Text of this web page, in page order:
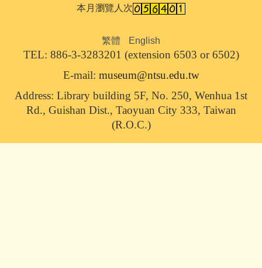
本月瀏覽人次
繁體 English
TEL: 886-3-3283201 (extension 6503 or 6502)
E-mail: museum@ntsu.edu.tw
Address: Library building 5F, No. 250, Wenhua 1st
Rd., Guishan Dist., Taoyuan City 333, Taiwan
(R.O.C.)